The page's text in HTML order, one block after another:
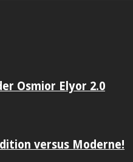
Osmior Elyor 2.0
versus Moderne!